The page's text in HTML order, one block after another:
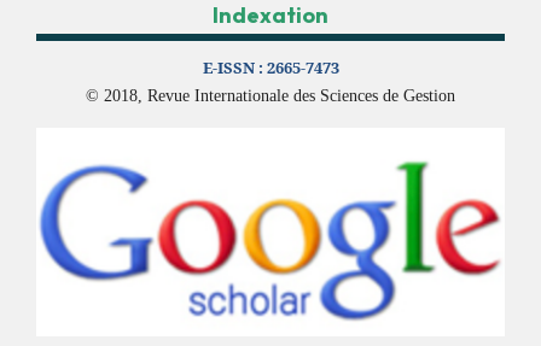
Indexation
E-ISSN : 2665-7473
© 2018, Revue Internationale des Sciences de Gestion